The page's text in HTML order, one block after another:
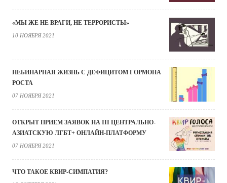
«МЫ ЖЕ НЕ ВРАГИ, НЕ ТЕРРОРИСТЫ»
10 НОЯБРЯ 2021
НЕБИНАРНАЯ ЖИЗНЬ С ДЕФИЦИТОМ ГОРМОНА
РОСТА
07 НОЯБРЯ 2021
ОТКРЫТ ПРИЕМ ЗАЯВОК НА III ЦЕНТРАЛЬНО-
АЗИАТСКУЮ ЛГБТ+ ОНЛАЙН-ПЛАТФОРМУ
07 НОЯБРЯ 2021
ЧТО ТАКОЕ КВИР-СИМПАТИЯ?